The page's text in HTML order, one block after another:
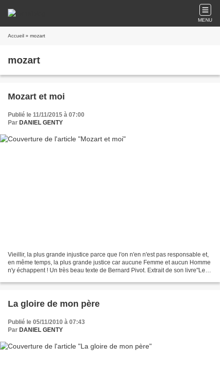
MENU
Accueil » mozart
mozart
Mozart et moi
Publié le 11/11/2015 à 07:00
Par DANIEL GENTY
Vieillir, la plus grande injustice parce que l'on n'en n'est pas responsable et,
en même temps, la plus grande justice car aucune Femme et aucun Homme
n'y échappent ! Un très beau texte de Bernard Pivot. Extrait de son livre"Les
La gloire de mon père
Publié le 05/11/2010 à 07:43
Par DANIEL GENTY